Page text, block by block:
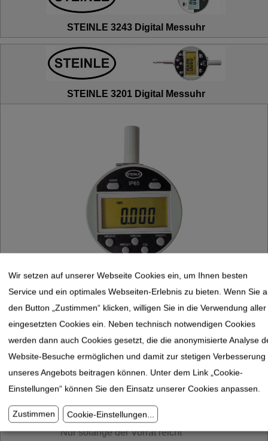
STEINLE 3243 Digital Messuhr
STEINLE 3201 Digital Messuhr
3201.0125
STEINLE 3201 IP65 Digital
Messuhr 12,5 mm
Ablesung 0,001 mm
Nur solange der Vorrat reicht
Wir setzen auf unserer Webseite Cookies ein, um Ihnen besten
Service und ein optimales Webseiten-Erlebnis zu bieten. Wenn Sie
den Button „Zustimmen“ klicken, willigen Sie in die Verwendung aller
eingesetzten Cookies ein. Neben technisch notwendigen Cookies
werden dann auch Cookies gesetzt, die die anonymisierte Analyse
Website-Besuche ermöglichen und damit zur stetigen Verbesserung
unseres Angebots beitragen können. Unter dem Link „Cookie-
Einstellungen“ können Sie den Einsatz unserer Cookies anpassen.
Zustimmen Cookie-Einstellungen